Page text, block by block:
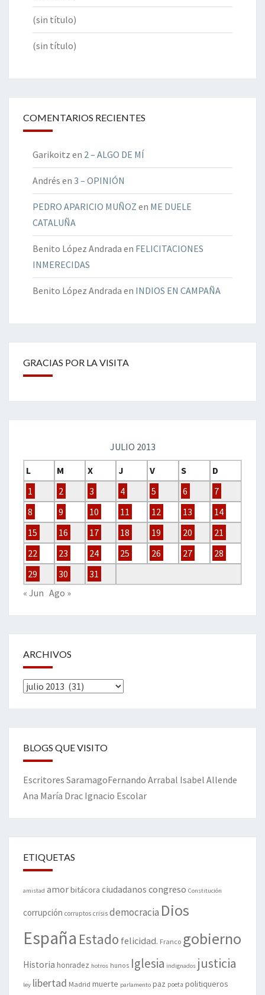
(sin título)
(sin título)
COMENTARIOS RECIENTES
Garikoitz en 2 – ALGO DE MÍ
Andrés en 3 – OPINIÓN
PEDRO APARICIO MUÑOZ en ME DUELE
CATALUÑA
Benito López Andrada en FELICITACIONES
INMERECIDAS
Benito López Andrada en INDIOS EN CAMPAÑA
GRACIAS POR LA VISITA
JULIO 2013
L
M X J V S
D
1
2 3 4 5 6
7
8
9 10 11 12 13
14
15
16 17 18 19 20
21
22
23 24 25 26 27
28
29
30
31
« Jun Ago »
ARCHIVOS
Archivos
BLOGS QUE VISITO
Escritores SaramagoFernando Arrabal Isabel Allende
Ana María Drac Ignacio Escolar
ETIQUETAS
amistad amorbitácora ciudadanos congreso Constitución
corrupción corruptos crisis democracia Dios
España Estado felicidad. Franco gobierno
Historia honradez hotros hunos Iglesia indignados justicia
ley libertad Madrid muerte parlamento paz poeta politiqueros